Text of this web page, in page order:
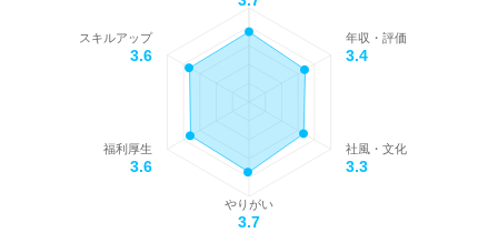
年収・評価
3.4
社風・文化
3.3
やりがい
3.7
福利厚生
3.6
スキルアップ
3.6